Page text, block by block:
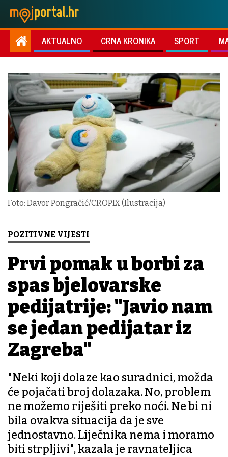
AKTUALNO CRNA KRONIKA SPORT
Foto: Davor Pongračić/CROPIX (Ilustracija)
POZITIVNE VIJESTI
Prvi pomak u borbi za
spas bjelovarske
pedijatrije: "Javio nam
se jedan pedijatar iz
Zagreba"
"Neki koji dolaze kao suradnici, možda
će pojačati broj dolazaka. No, problem
ne možemo riješiti preko noći. Ne bi ni
bila ovakva situacija da je sve
jednostavno. Liječnika nema i moramo
biti strpljivi", kazala je ravnateljica